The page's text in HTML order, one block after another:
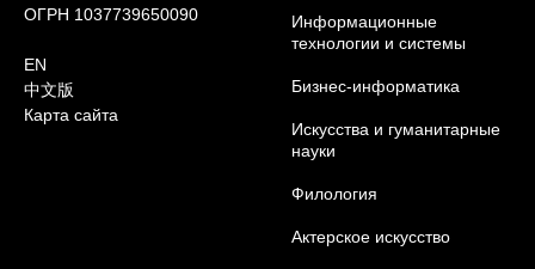
ОГРН 1037739650090
EN
中文版
Карта сайта
Информационные
технологии и системы
Бизнес-информатика
Искусства и гуманитарные
науки
Филология
Актерское искусство